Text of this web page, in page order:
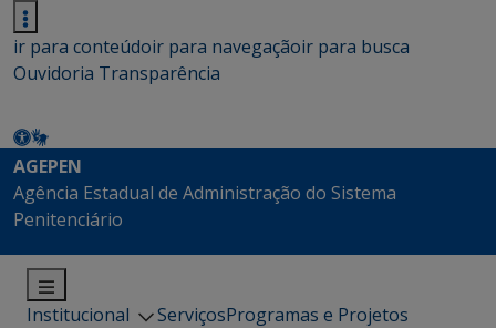
ir para conteúdoir para navegaçãoir para busca
Ouvidoria Transparência
AGEPEN
Agência Estadual de Administração do Sistema
Penitenciário
Institucional ServiçosProgramas e Projetos